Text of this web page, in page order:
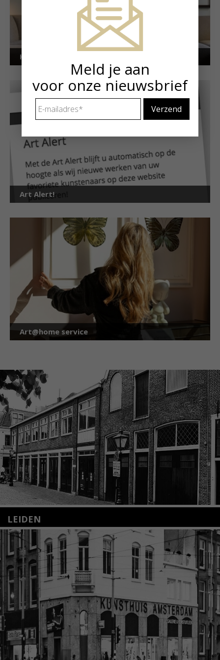
Kunstuitleen voor particulieren
Art Alert!
Art@home service
LEIDEN
Nieuwstraat 35
2312 KA Leiden
+31(0)71 – 52 84 480
info@kunsthuisleiden.nl
Lees meer
Meld je aan
voor onze nieuwsbrief
mailadres *